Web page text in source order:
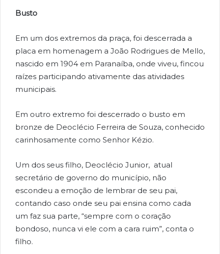
Busto
Em um dos extremos da praça, foi descerrada a
placa em homenagem a João Rodrigues de Mello,
nascido em 1904 em Paranaíba, onde viveu, fincou
raízes participando ativamente das atividades
municipais.
Em outro extremo foi descerrado o busto em
bronze de Deoclécio Ferreira de Souza, conhecido
carinhosamente como Senhor Kézio.
Um dos seus filho, Deoclécio Junior, atual
secretário de governo do município, não
escondeu a emoção de lembrar de seu pai,
contando caso onde seu pai ensina como cada
um faz sua parte, “sempre com o coração
bondoso, nunca vi ele com a cara ruim”, conta o
filho.